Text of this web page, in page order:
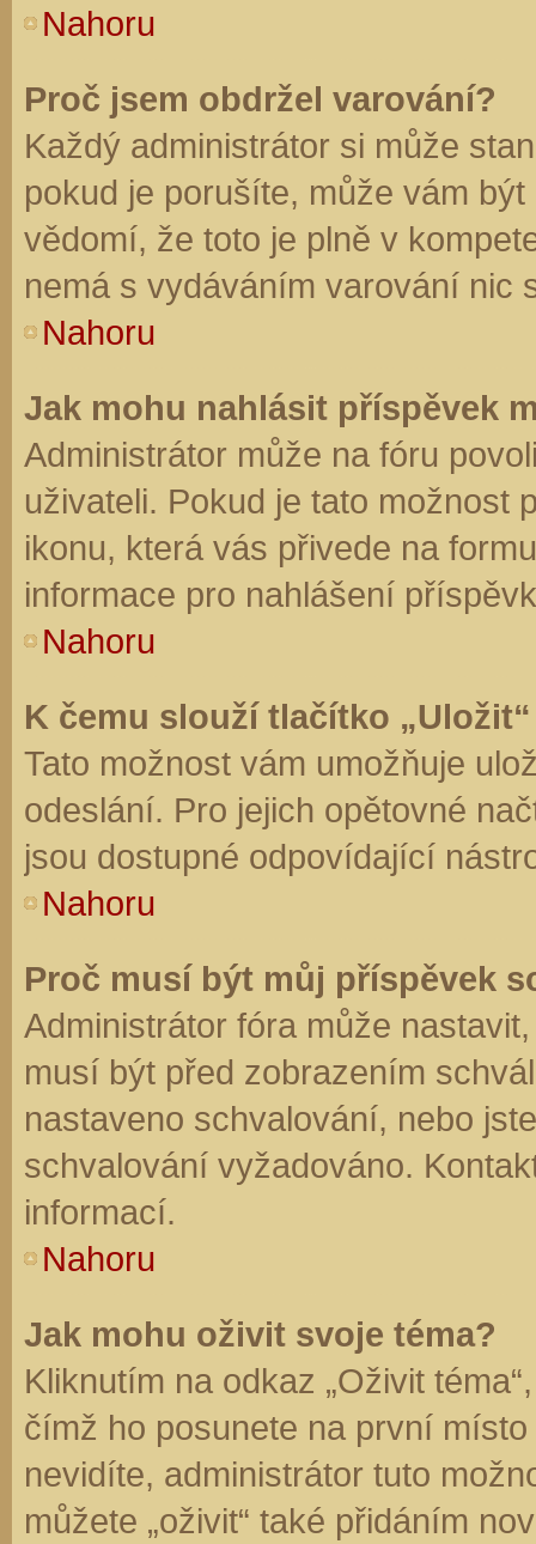
Nahoru
Proč jsem obdržel varování?
Každý administrátor si může
pokud je porušíte, může vám
vědomí, že toto je plně v
nemá s vydáváním varování nic
Nahoru
Jak mohu nahlásit příspěvek
Administrátor může na fóru
uživateli. Pokud je tato možnost
ikonu, která vás přivede na
informace pro nahlášení
Nahoru
K čemu slouží tlačítko
Tato možnost vám umožňuje
odeslání. Pro jejich opětovné
jsou dostupné odpovídající
Nahoru
Proč musí být můj příspěvek
Administrátor fóra může
musí být před zobrazením
nastaveno schvalování, nebo
schvalování vyžadováno.
informací.
Nahoru
Jak mohu oživit svoje téma?
Kliknutím na odkaz „Oživit
čímž ho posunete na první
nevidíte, administrátor tuto
můžete „oživit“ také přidáním